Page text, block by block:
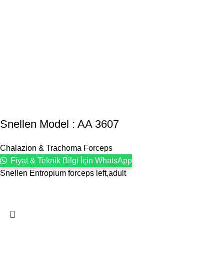
Snellen Model : AA 3607
Chalazion & Trachoma Forceps
Fiyat & Teknik Bilgi İçin WhatsApp
Snellen Entropium forceps left,adult